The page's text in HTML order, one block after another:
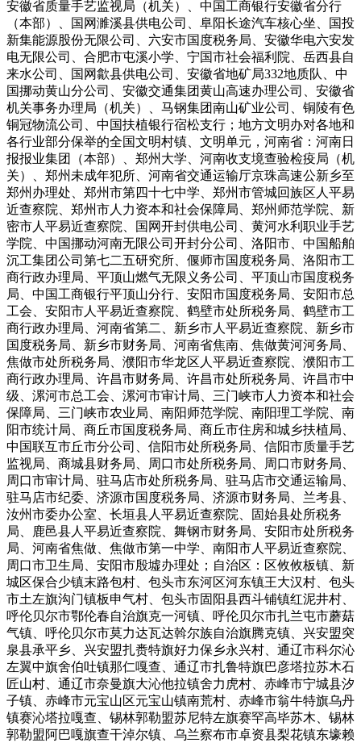
安徽省质量手艺监视局（机关）、中国工商银行安徽省分行
（本部）、国网濉溪县供电公司、阜阳长途汽车核心坐、国投
新集能源股份无限公司、六安市国度税务局、安徽华电六安发
电无限公司、合肥市屯溪小学、宁国市社会福利院、岳西县自
来水公司、国网歙县供电公司、安徽省地矿局332地质队、中
国挪动黄山分公司、安徽交通集团黄山高速办理公司、安徽省
机关事务办理局（机关）、马钢集团南山矿业公司、铜陵有色
铜冠物流公司、中国扶植银行宿松支行；地方文明办对各地和
各行业部分保举的全国文明村镇、文明单元，河南省：河南日
报报业集团（本部）、郑州大学、河南收支境查验检疫局（机
关）、郑州未成年犯所、河南省交通运输厅京珠高速公新乡至
郑州办理处、郑州市第四十七中学、郑州市管城回族区人平易
近查察院、郑州市人力资本和社会保障局、郑州师范学院、新
密市人平易近查察院、国网开封供电公司、黄河水利职业手艺
学院、中国挪动河南无限公司开封分公司、洛阳市、中国船舶
沉工集团公司第七二五研究所、偃师市国度税务局、洛阳市工
商行政办理局、平顶山燃气无限义务公司、平顶山市国度税务
局、中国工商银行平顶山分行、安阳市国度税务局、安阳市总
工会、安阳市人平易近查察院、鹤壁市处所税务局、鹤壁市工
商行政办理局、河南省第二、新乡市人平易近查察院、新乡市
国度税务局、新乡市财务局、河南省焦南、焦做黄河河务局、
焦做市处所税务局、濮阳市华龙区人平易近查察院、濮阳市工
商行政办理局、许昌市财务局、许昌市处所税务局、许昌市中
级、漯河市总工会、漯河市审计局、三门峡市人力资本和社会
保障局、三门峡市农业局、南阳师范学院、南阳理工学院、南
阳市统计局、商丘市国度税务局、商丘市住房和城乡扶植局、
中国联互市丘市分公司、信阳市处所税务局、信阳市质量手艺
监视局、商城县财务局、周口市处所税务局、周口市财务局、
周口市审计局、驻马店市处所税务局、驻马店市交通运输局、
驻马店市纪委、济源市国度税务局、济源市财务局、兰考县、
汝州市委办公室、长垣县人平易近查察院、固始县处所税务
局、鹿邑县人平易近查察院、舞钢市财务局、安阳市处所税务
局、河南省焦做、焦做市第一中学、南阳市人平易近查察院、
周口市卫生局、安阳市殷墟办理处；自治区：区攸攸板镇、新
城区保合少镇末路包村、包头市东河区河东镇王大汉村、包头
市土左旗沟门镇板申气村、包头市固阳县西斗铺镇红泥井村、
呼伦贝尔市鄂伦春自治旗克一河镇、呼伦贝尔市扎兰屯市蘑菇
气镇、呼伦贝尔市莫力达瓦达斡尔族自治旗腾克镇、兴安盟突
泉县承平乡、兴安盟扎赉特旗好力保乡永兴村、通辽市科尔沁
左翼中旗舍伯吐镇那仁嘎查、通辽市扎鲁特旗巴彦塔拉苏木石
匠山村、通辽市奈曼旗大沁他拉镇舍力虎村、赤峰市宁城县汐
子镇、赤峰市元宝山区元宝山镇南荒村、赤峰市翁牛特旗乌丹
镇赛沁塔拉嘎查、锡林郭勒盟苏尼特左旗赛罕高毕苏木、锡林
郭勒盟阿巴嘎旗查干淖尔镇、乌兰察布市卓资县梨花镇东壕赖